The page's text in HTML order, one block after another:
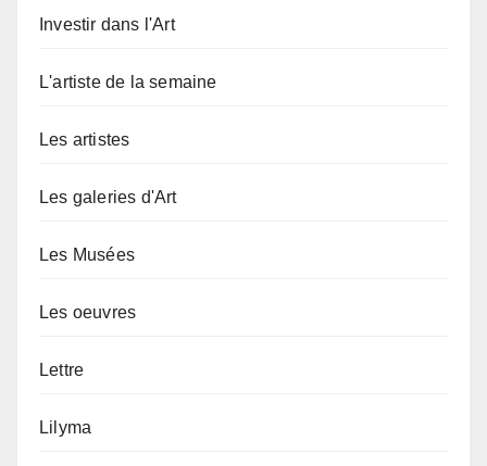
Investir dans l'Art
L'artiste de la semaine
Les artistes
Les galeries d'Art
Les Musées
Les oeuvres
Lettre
Lilyma